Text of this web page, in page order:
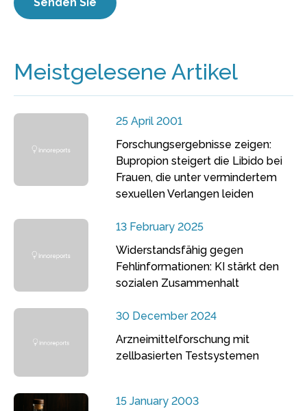
Meistgelesene Artikel
25 April 2001
Forschungsergebnisse zeigen:
Bupropion steigert die Libido bei
Frauen, die unter vermindertem
sexuellen Verlangen leiden
13 February 2025
Widerstandsfähig gegen
Fehlinformationen: KI stärkt den
sozialen Zusammenhalt
30 December 2024
Arzneimittelforschung mit
zellbasierten Testsystemen
15 January 2003